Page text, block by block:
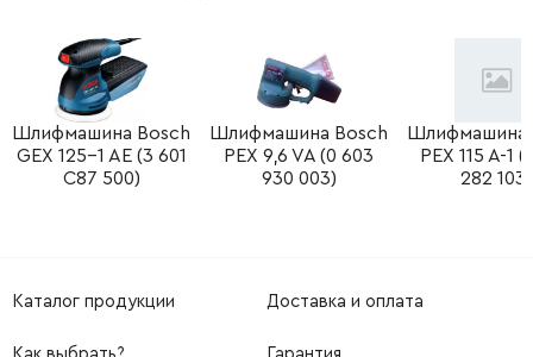
Шлифмашина Bosch
GEX 125-1 AE (3 601
C87 500)
Шлифмашина Bosch
PEX 9,6 VA (0 603
930 003)
Шлифмашина
PEX 115 A-1
282 103)
Каталог продукции Доставка и оплата